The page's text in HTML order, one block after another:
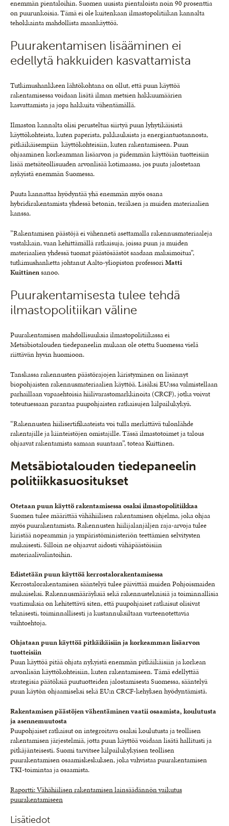
enemmän pientaloihin. Suomen uusista pientaloista noin 90 prosenttia
on puurunkoisia. Tämä ei ole kuitenkaan ilmastopolitiikan kannalta
tehokkainta mahdollista maankäyttöä.
Puurakentamisen lisääminen ei
edellytä hakkuiden kasvattamista
Tutkimushankkeen lähtökohtana on ollut, että puun käyttöä
rakentamisessa voidaan lisätä ilman metsien hakkuumäärien
kasvattamista ja jopa hakkuita vähentämällä.
Ilmaston kannalta olisi perusteltua siirtyä puun lyhytikäisistä
käyttökohteista, kuten paperista, pakkauksista ja energiantuotannosta,
pitkäikäisempiin käyttökohteisiin, kuten rakentamiseen. Puun
ohjaaminen korkeamman lisäarvon ja pidemmän käyttöiän tuotteisiin
lisää metsäteollisuuden arvonlisää kotimaassa, jos puuta jalostetaan
nykyistä enemmän Suomessa.
Puuta kannattaa hyödyntää yhä enemmän myös osana
hybridirakentamista yhdessä betonin, teräksen ja muiden materiaalien
kanssa.
”Rakentamisen päästöjä ei vähennetä asettamalla rakennusmateriaaleja
vastakkain, vaan kehittämällä ratkaisuja, joissa puun ja muiden
materiaalien yhdessä tuomat päästösäästöt saadaan maksimoitua”,
tutkimushanketta johtanut Aalto-yliopiston professoriMatti
Kuittinensanoo.
Puurakentamisesta tulee tehdä
ilmastopolitiikan väline
Puurakentamisen mahdollisuuksia ilmastopolitiikassa ei
Metsäbiotalouden tiedepaneelin mukaan ole otettu Suomessa vielä
riittävän hyvin huomioon.
Tanskassa rakennusten päästörajojen kiristyminen on lisännyt
biopohjaisten rakennusmateriaalien käyttöä. Lisäksi EU:ssa valmistellaan
parhaillaan vapaaehtoisia hiilivarastomarkkinoita (CRCF), jotka voivat
toteutuessaan parantaa puupohjaisten ratkaisujen kilpailukykyä.
“Rakennusten hiilisertifikaateista voi tulla merkittävä tulonlähde
rakentajille ja kiinteistöjen omistajille. Tässä ilmastotoimet ja talous
ohjaavat rakentamista samaan suuntaan”, toteaa Kuittinen.
Metsäbiotalouden tiedepaneelin
politiikkasuositukset
Otetaan puun käyttö rakentamisessa osaksi ilmastopolitiikkaa
Suomen tulee määrittää vähähiilisen rakentamisen ohjelma, joka ohjaa
myös puurakentamista. Rakennusten hiilijalanjäljen raja-arvoja tulee
kiristää nopeammin ja ympäristöministeriön teettämien selvitysten
mukaisesti. Silloin ne ohjaavat aidosti vähäpäästöisiin
materiaalivalintoihin.
Edistetään puun käyttöä kerrostalorakentamisessa
Kerrostalorakentamisen sääntelyä tulee päivittää muiden Pohjoismaiden
mukaiseksi. Rakennusmääräyksiä sekä rakennusteknisiä ja toiminnallisia
vaatimuksia on kehitettävä siten, että puupohjaiset ratkaisut olisivat
teknisesti, toiminnallisesti ja kustannuksiltaan varteenotettavia
vaihtoehtoja.
Ohjataan puun käyttöä pitkäikäisiin ja korkeamman lisäarvon
tuotteisiin
Puun käyttöä pitää ohjata nykyistä enemmän pitkäikäisiin ja korkean
arvonlisän käyttökohteisiin, kuten rakentamiseen. Tämä edellyttää
strategisia päätöksiä puutuotteiden jalostamisesta Suomessa, sääntelyä
puun käytön ohjaamiseksi sekä EU:n CRCF-kehyksen hyödyntämistä.
Rakentamisen päästöjen vähentäminen vaatii osaamista, koulutusta
ja asennemuutosta
Puupohjaiset ratkaisut on integroitava osaksi koulutusta ja teollisen
rakentamisen järjestelmiä, jotta puun käyttöä voidaan lisätä hallitusti ja
pitkäjänteisesti. Suomi tarvitsee kilpailukykyisen teollisen
puurakentamisen osaamiskeskuksen, joka vahvistaa puurakentamisen
TKI-toimintaa ja osaamista.
Raportti: Vähähiilisen rakentamisen lainsäädännön vaikutus
puurakentamiseen
Lisätiedot